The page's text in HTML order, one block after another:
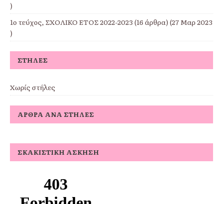
)
1ο τεύχος, ΣΧΟΛΙΚΟ ΕΤΟΣ 2022-2023 (16 άρθρα) (27 Μαρ 2023
)
ΣΤΉΛΕΣ
Χωρίς στήλες
ΆΡΘΡΑ ΑΝΆ ΣΤΉΛΕΣ
ΣΚΑΚΙΣΤΙΚΉ ΆΣΚΗΣΗ